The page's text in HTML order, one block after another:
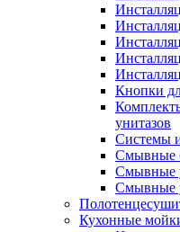
Кнопки
унитазов
Системы
Смывные
Смывные
Смывные
Кухонные